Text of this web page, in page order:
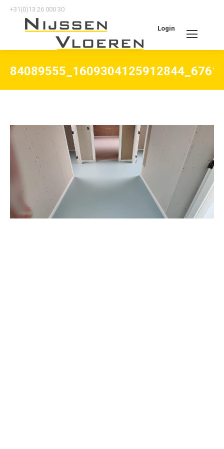
+31(0)13 26 000 30
Login
Search: